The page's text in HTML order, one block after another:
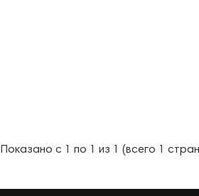
Показано с 1 по 1 из 1 (всего 1